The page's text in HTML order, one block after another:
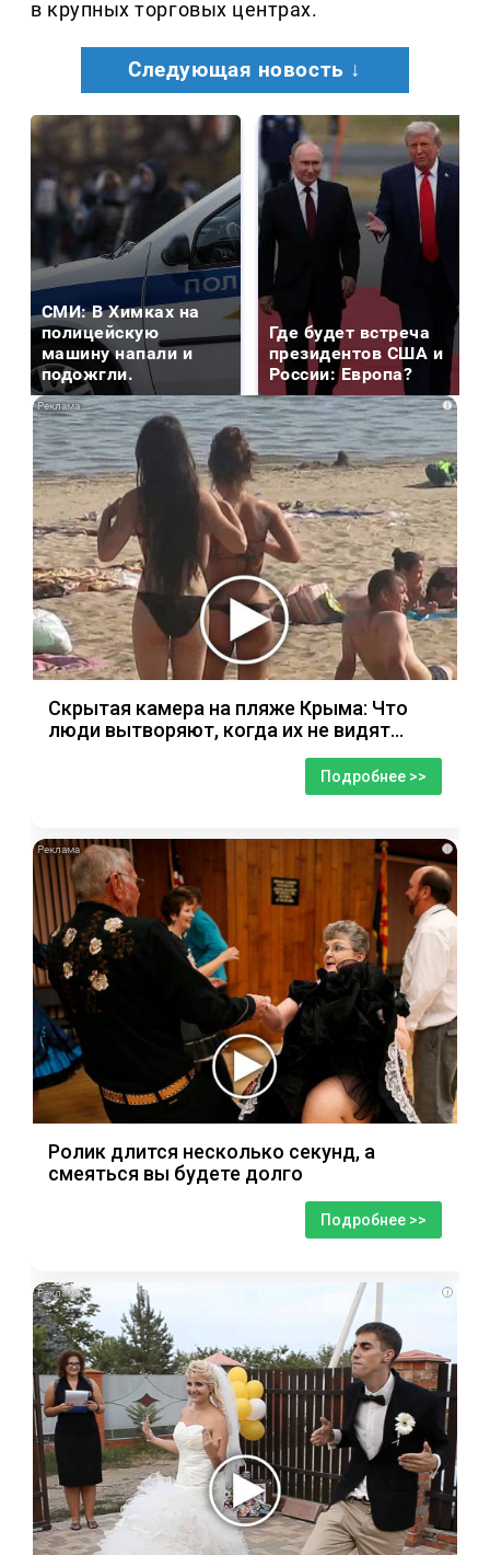
в крупных торговых центрах.
Следующая новость ↓
СМИ: В Химках на
полицейскую
машину напали и
подожгли.
Где будет встреча
президентов США и
России: Европа?
i
Скрытая камера на пляже Крыма: Что
люди вытворяют, когда их не видят...
Подробнее >>
i
Ролик длится несколько секунд, а
смеяться вы будете долго
Подробнее >>
i